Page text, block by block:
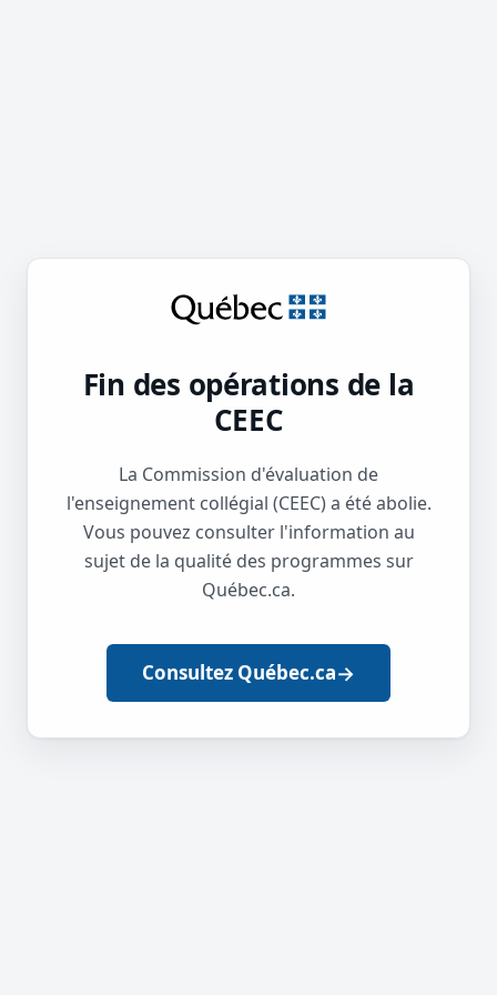
Fin des opérations de la
CEEC
La Commission d'évaluation de
l'enseignement collégial (CEEC) a été abolie.
Vous pouvez consulter l'information au
sujet de la qualité des programmes sur
Québec.ca.
Consultez Québec.ca→